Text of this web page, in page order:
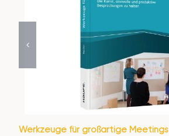
Werkzeuge für großartige Meetings